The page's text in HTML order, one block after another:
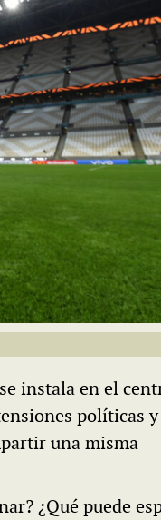
instala en el
políticas y
una misma
¿Qué puede